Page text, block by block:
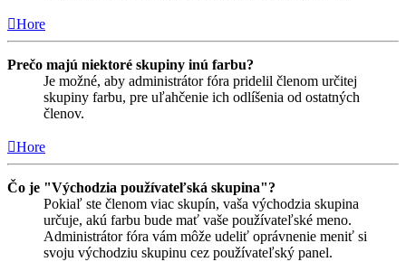
Hore
Prečo majú niektoré skupiny inú farbu?
Je možné, aby administrátor fóra pridelil členom určitej
skupiny farbu, pre uľahčenie ich odlíšenia od ostatných
členov.
Hore
Čo je "Východzia používateľská skupina"?
Pokiaľ ste členom viac skupín, vaša východzia skupina
určuje, akú farbu bude mať vaše používateľské meno.
Administrátor fóra vám môže udeliť oprávnenie meniť si
svoju východziu skupinu cez používateľský panel.